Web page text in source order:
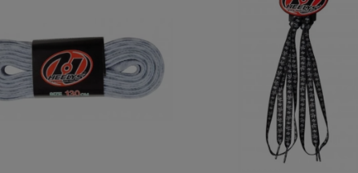
DO KOSZYKA
469,00 zł
DO KOSZYKA